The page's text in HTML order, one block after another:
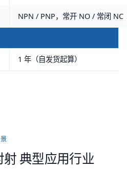
NPN / PNP，常开 NO / 常闭 NC
1 年（自发货起算）
射 典型应用行业